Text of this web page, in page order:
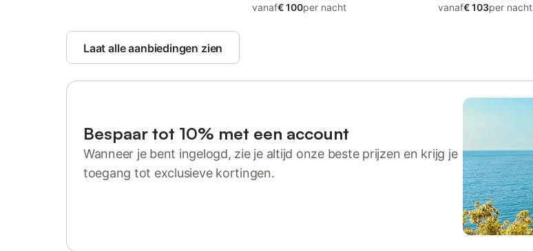
vanaf€ 100per nacht
vanaf€ 103per nacht
Laat alle aanbiedingen zien
Bespaar tot 10% met een account
Wanneer je bent ingelogd, zie je altijd onze beste prijzen en krijg je
toegang tot exclusieve kortingen.